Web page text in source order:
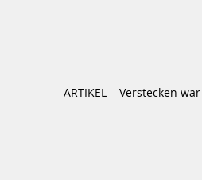
ARTIKEL Verstecken